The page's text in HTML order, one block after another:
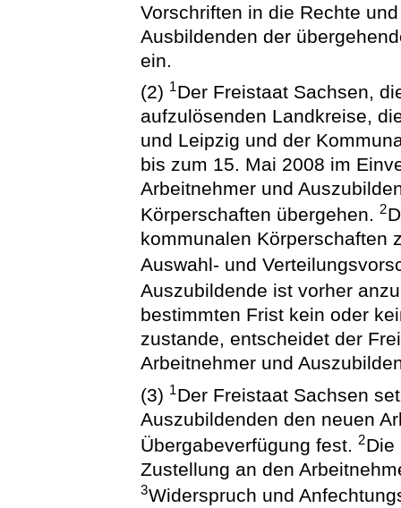
Vorschriften in die Rechte
Ausbildenden der
ein.
(2) 1Der Freistaat Sachsen,
aufzulösenden Landkreise,
und Leipzig und der
bis zum 15. Mai 2008 im
Arbeitnehmer und
Körperschaften übergehen.2
kommunalen Körperschaften
Auswahl- und
Auszubildende ist vorher
bestimmten Frist kein oder
zustande, entscheidet der
Arbeitnehmer und
(3) 1Der Freistaat Sachsen
Auszubildenden den neuen
Übergabeverfügung fest.2Die
Zustellung an den
3Widerspruch und